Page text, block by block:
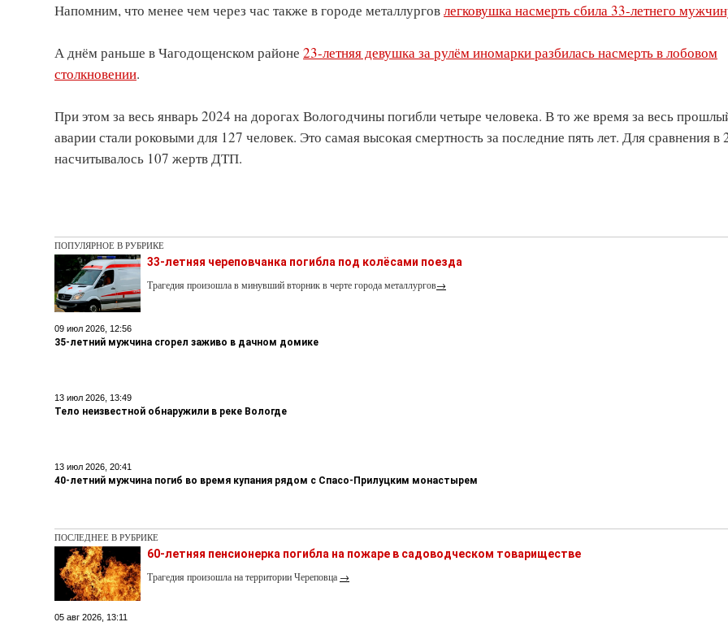
Напомним, что менее чем через час также в городе металлурговлегковушка насмерть сбила 33-летнего
А днём раньше в Чагодощенском районе 23-летняя девушка за рулём иномарки разбилась насмерть в лобовом
столкновении.
При этом за весь январь 2024 на дорогах Вологодчины погибли четыре человека. В то же время за весь
аварии стали роковыми для 127 человек. Это самая высокая смертность за последние пять лет. Для сравнения в
насчитывалось 107 жертв ДТП.
ПОПУЛЯРНОЕ В РУБРИКЕ
33-летняя череповчанка погибла под колёсами поезда
Трагедия произошла в минувший вторник в черте города металлургов→
09 июл 2026, 12:56
35-летний мужчина сгорел заживо в дачном домике
13 июл 2026, 13:49
Тело неизвестной обнаружили в реке Вологде
13 июл 2026, 20:41
40-летний мужчина погиб во время купания рядом с Спасо-Прилуцким монастырем
ПОСЛЕДНЕЕ В РУБРИКЕ
60-летняя пенсионерка погибла на пожаре в садоводческом товариществе
Трагедия произошла на территории Череповца →
05 авг 2026, 13:11